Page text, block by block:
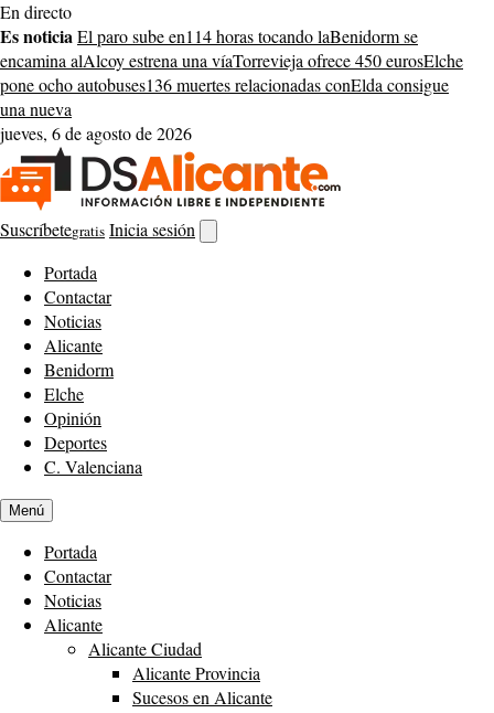
Saltar
al
contenido
En directo
Es noticiaEl paro sube en114 horas tocando laBenidorm se
encamina alAlcoy estrena una víaTorrevieja ofrece 450 eurosElche
pone ocho autobuses136 muertes relacionadas conElda consigue
una nueva
jueves, 6 de agosto de 2026
Suscríbetegratis Inicia sesión
buscador
Portada
Contactar
Noticias
Alicante
Benidorm
Elche
Opinión
Deportes
C. Valenciana
Menú
Portada
Contactar
Noticias
Alicante
Alicante Ciudad
Alicante Provincia
Sucesos en Alicante